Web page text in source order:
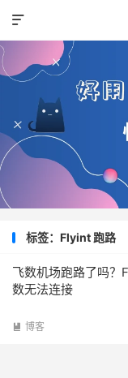

标签：Flyint 跑路
飞数机场跑路了吗
数无法连接
 博客